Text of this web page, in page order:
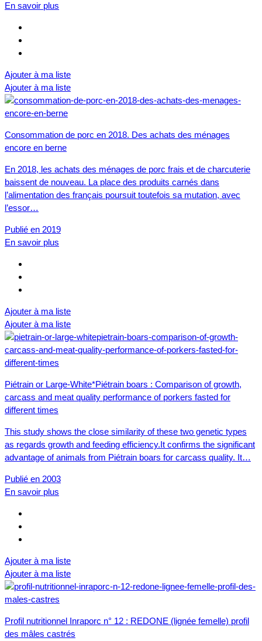
En savoir plus
Ajouter à ma liste
Ajouter à ma liste
Consommation de porc en 2018. Des achats des ménages
encore en berne
En 2018, les achats des ménages de porc frais et de charcuterie
baissent de nouveau. La place des produits carnés dans
l’alimentation des français poursuit toutefois sa mutation, avec
l’essor…
Publié en 2019
En savoir plus
Ajouter à ma liste
Ajouter à ma liste
Piétrain or Large-White*Piétrain boars : Comparison of growth,
carcass and meat quality performance of porkers fasted for
different times
This study shows the close similarity of these two genetic types
as regards growth and feeding efficiency.It confirms the significant
advantage of animals from Piétrain boars for carcass quality. It…
Publié en 2003
En savoir plus
Ajouter à ma liste
Ajouter à ma liste
Profil nutritionnel Inraporc n° 12 : REDONE (lignée femelle) profil
des mâles castrés